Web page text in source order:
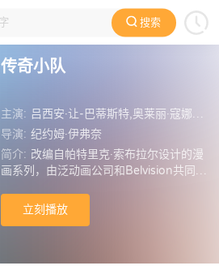
搜索
国产动漫
传奇小队
主演: 吕西安·让-巴蒂斯特,奥莱丽·寇娜特,艾蒂安·莫阿纳,汤姆·莫顿,Pe托马斯·萨果斯,安托
导演: 纪约姆·伊弗奈
简介: 改编自帕特里克·索布拉尔设计的漫
画系列，由泛动画公司和Belvision共同执
立刻播放